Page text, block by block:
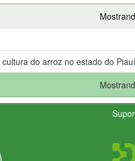
do arroz no estado do